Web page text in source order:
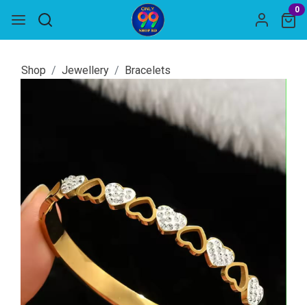
0
Shop Jewellery Bracelets